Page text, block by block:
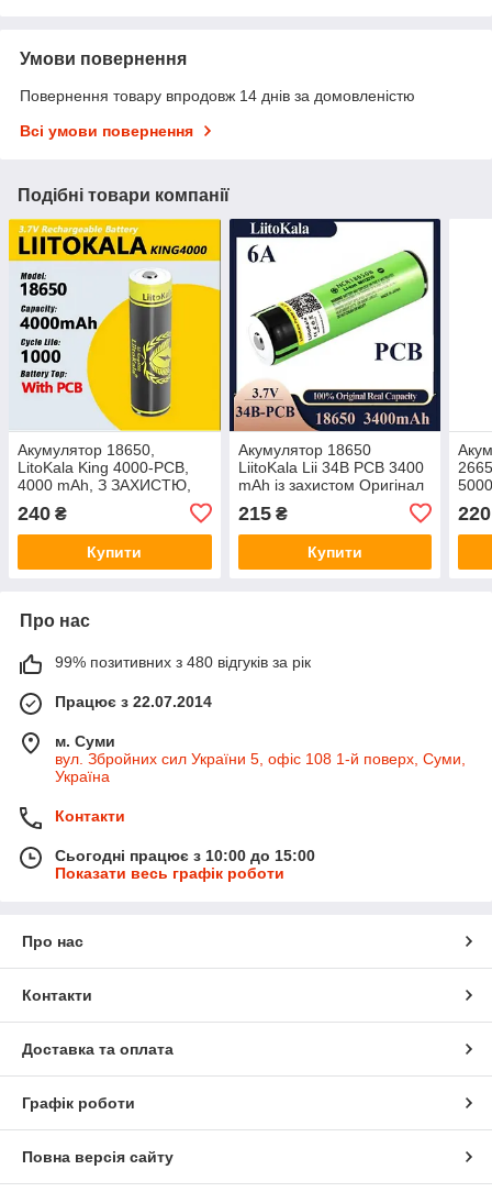
Умови повернення
Повернення товару впродовж 14 днів за домовленістю
Всі умови повернення
Подібні товари компанії
Акумулятор 18650,
LitoKala King 4000-PCB,
4000 mAh, З ЗАХИСТЮ,
240 ₴
Купити
Акумулятор 18650
LiitoKala Lii 34B PCB 3400
mAh із захистом Оригінал
215₴
Купити
220
Про нас
99% позитивних з 480 відгуків за рік
Працює з 22.07.2014
м. Суми
вул. Збройних сил України 5, офіс 108 1-й поверх, Суми,
Україна
Контакти
Сьогодні працює з 10:00 до 15:00
Показати весь графік роботи
Про нас
Контакти
Доставка та оплата
Графік роботи
Повна версія сайту